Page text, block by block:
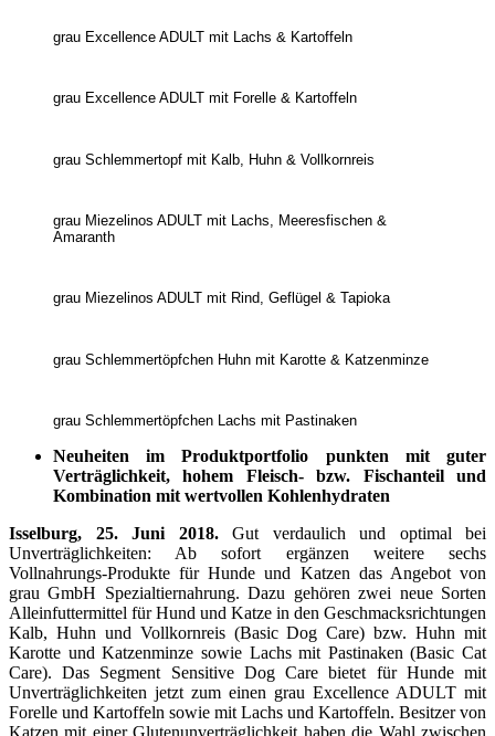
grau Excellence ADULT mit Lachs & Kartoffeln
grau Excellence ADULT mit Forelle & Kartoffeln
grau Schlemmertopf mit Kalb, Huhn & Vollkornreis
grau Miezelinos ADULT mit Lachs, Meeresfischen &
Amaranth
grau Miezelinos ADULT mit Rind, Geflügel & Tapioka
grau Schlemmertöpfchen Huhn mit Karotte & Katzenminze
grau Schlemmertöpfchen Lachs mit Pastinaken
Neuheiten im Produktportfolio punkten mit guter
Verträglichkeit, hohem Fleisch- bzw. Fischanteil und
Kombination mit wertvollen Kohlenhydraten
Isselburg, 25. Juni 2018. Gut verdaulich und optimal bei
Unverträglichkeiten: Ab sofort ergänzen weitere sechs
Vollnahrungs-Produkte für Hunde und Katzen das Angebot von
grau GmbH Spezialtiernahrung. Dazu gehören zwei neue Sorten
Alleinfuttermittel für Hund und Katze in den Geschmacksrichtungen
Kalb, Huhn und Vollkornreis (Basic Dog Care) bzw. Huhn mit
Karotte und Katzenminze sowie Lachs mit Pastinaken (Basic Cat
Care). Das Segment Sensitive Dog Care bietet für Hunde mit
Unverträglichkeiten jetzt zum einen grau Excellence ADULT mit
Forelle und Kartoffeln sowie mit Lachs und Kartoffeln. Besitzer von